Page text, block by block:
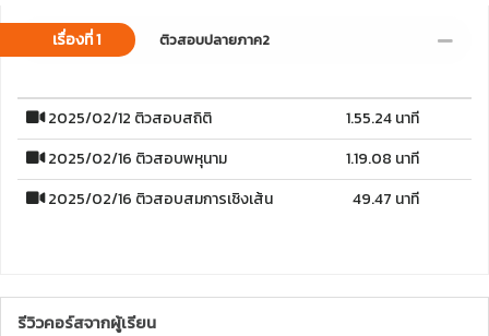
เรื่องที่ 1 ติวสอบปลายภาค2
2025/02/12 ติวสอบสถิติ
1.55.24 นาที
2025/02/16 ติวสอบพหุนาม
1.19.08 นาที
2025/02/16 ติวสอบสมการเชิงเส้น
49.47 นาที
รีวิวคอร์สจากผู้เรียน